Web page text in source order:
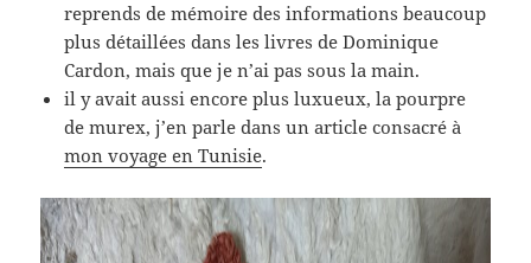
reprends de mémoire des informations beaucoup
plus détaillées dans les livres de Dominique
Cardon, mais que je n’ai pas sous la main.
il y avait aussi encore plus luxueux, la pourpre
de murex, j’en parle dans un article consacré à
mon voyage en Tunisie.